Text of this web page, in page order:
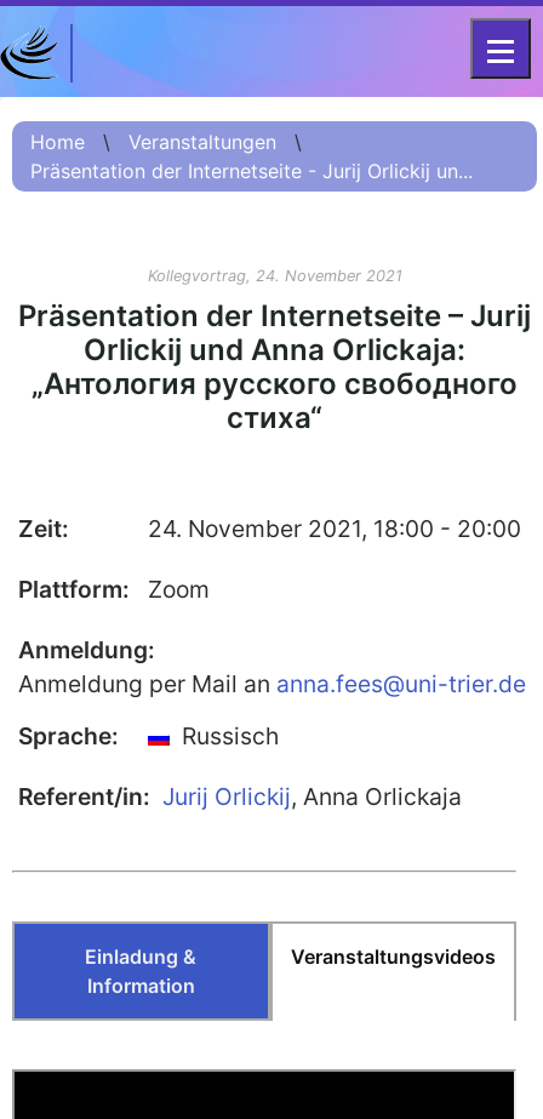
Home
Projekt
Projektvorstellung
О проекте (Beschreibung
Russisch)
项目简介 (Beschreibung
Chinesisch)
Veranstaltungsarchiv
Publikationen
Gesamtverzeichnis der
Kollegpublikationen
Reihe „Neuere Lyrik“
Kulturkomparatistik
DFG-KOLLEG-FORSCHUNGSGRUPPE
FOR 2603 2017 – 2023
Home \ Veranstaltungen
\
Präsentation der Internetseite - Jurij Orlickij un...
Kollegvortrag, 24. November 2021
Präsentation der Internetseite – Jurij
Orlickij und Anna Orlickaja:
„Антология русского свободного
стиха“
Zeit: 24. November 2021, 18:00 - 20:00
Plattform: Zoom
Anmeldung:
Anmeldung per Mail an anna.fees@uni-trier.de
Sprache:
Russisch
Referent/in: Jurij Orlickij, Anna Orlickaja
Einladung &
Information
Veranstaltungsvideos